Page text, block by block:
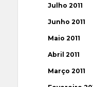
Julho 2011
Junho 2011
Maio 2011
Abril 2011
Março 2011